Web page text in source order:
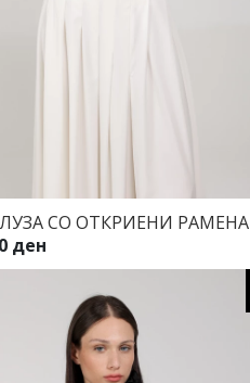
СО ОТКРИЕНИ РАМЕНА
ден